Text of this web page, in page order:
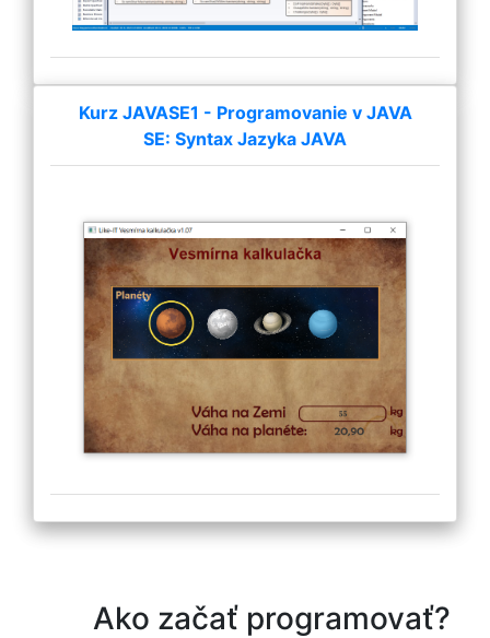
Kurz JAVASE1 - Programovanie v JAVA
SE: Syntax Jazyka JAVA
Ako začať programovať?